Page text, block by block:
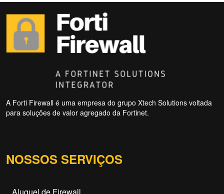
A Forti Firewall é uma empresa do grupo Xtech Solutions voltada
para soluções de valor agregado da Fortinet.
NOSSOS SERVIÇOS